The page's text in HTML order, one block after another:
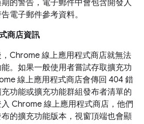
的警告，電子郵件中會包含開發人
電子郵件參考資料。
商店資訊
Chrome 線上應用程式商店就無法
。如果一般使用者嘗試存取擴充功
線上應用程式商店會傳回 404 錯
功能或擴充功能群組發布者清單的
Chrome 線上應用程式商店，他們
的擴充功能版本，視窗頂端也會顯